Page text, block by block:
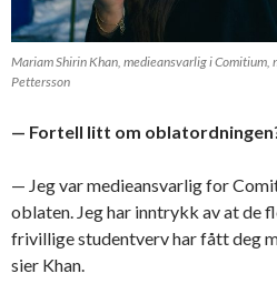
Mariam Shirin Khan, medieansvarlig i Comitium,
Pettersson
— Fortell litt om
— Jeg var medieansvarlig for
oblaten. Jeg har inntrykk av at de
frivillige studentverv har fått deg
sier Khan.